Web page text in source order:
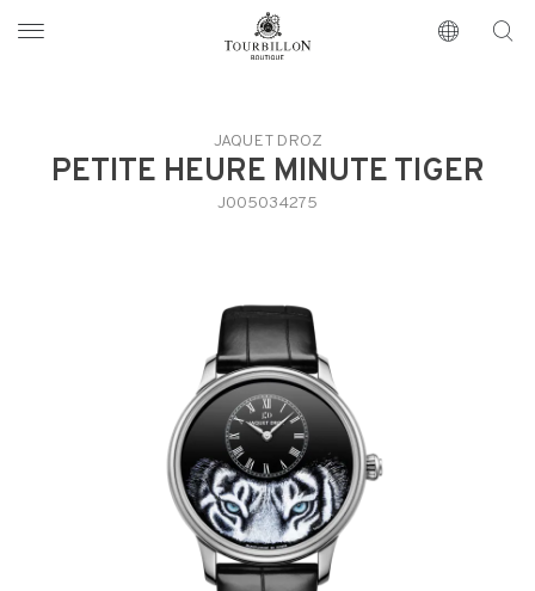
https://www.tourbillon.com/index.php/de
JAQUET DROZ
PETITE HEURE MINUTE TIGER
J005034275